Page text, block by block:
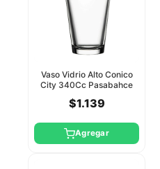
Vaso Vidrio Alto Conico
City 340Cc Pasabahce
$1.139
Agregar